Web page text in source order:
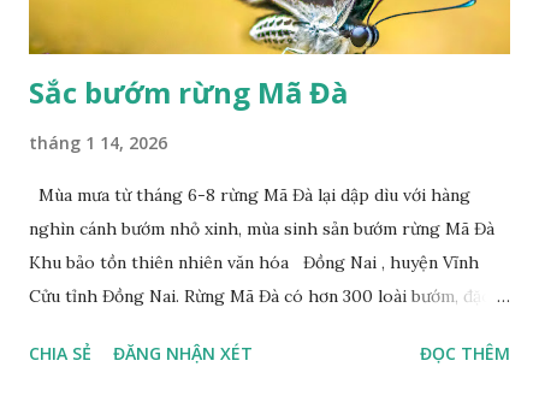
Sắc bướm rừng Mã Đà
tháng 1 14, 2026
Mùa mưa từ tháng 6-8 rừng Mã Đà lại dập dìu với hàng
nghìn cánh bướm nhỏ xinh, mùa sinh sản bướm rừng Mã Đà
Khu bảo tồn thiên nhiên văn hóa Đồng Nai , huyện Vĩnh
Cửu tỉnh Đồng Nai. Rừng Mã Đà có hơn 300 loài bướm, đặc
đuôi trắng (Lamproptera curius) đặc trưng là cái đuôi dài
CHIA SẺ ĐĂNG NHẬN XÉT ĐỌC THÊM